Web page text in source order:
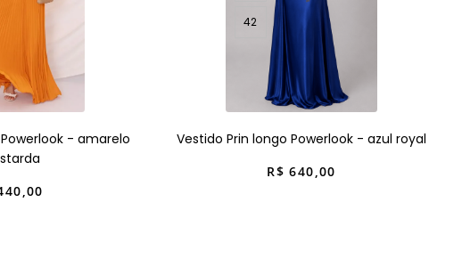
- amarelo
,00
42
Vestido Prin longo Powerlook - azul royal
R$ 640,00